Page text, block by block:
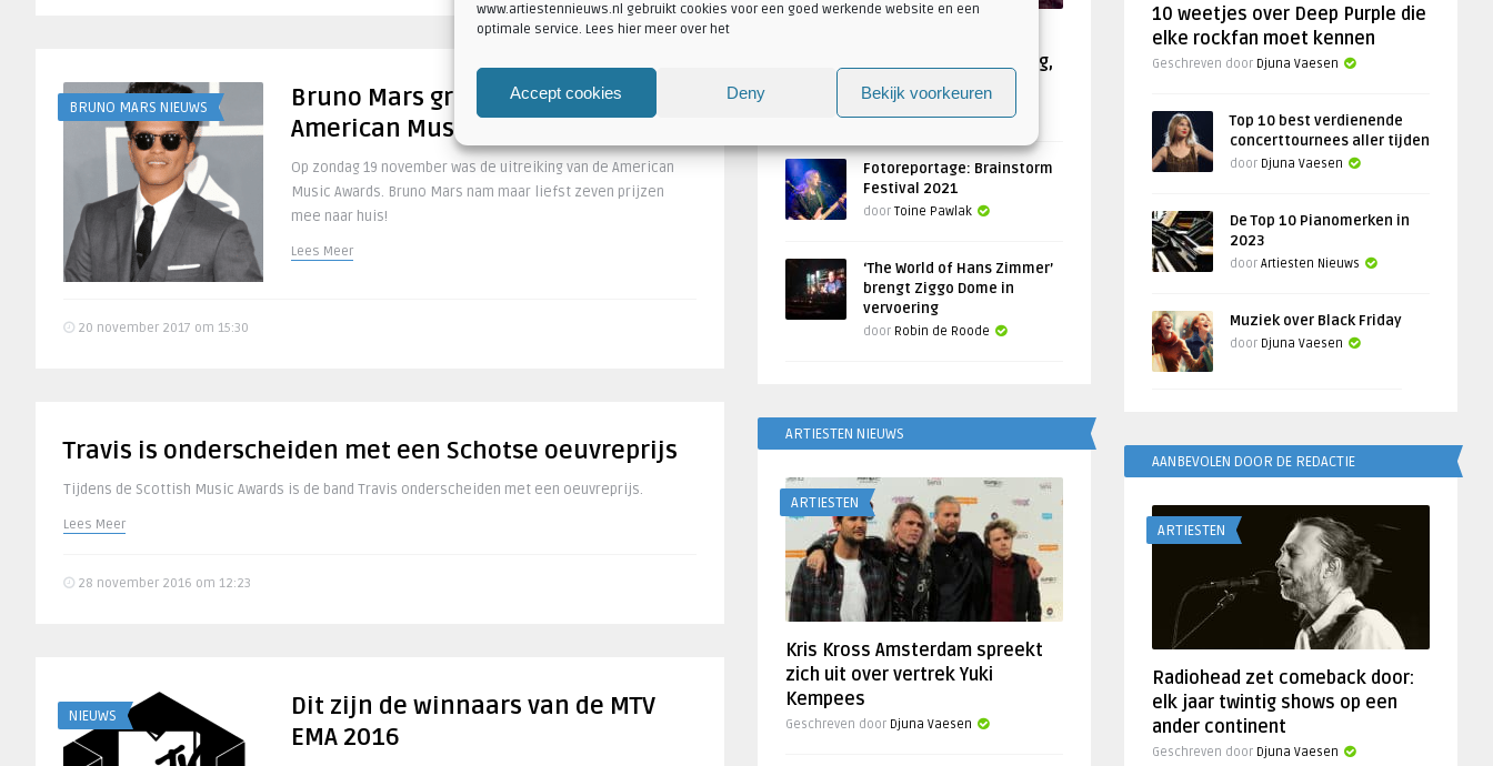
www.artiestennieuws.nl gebruikt cookies voor een goed werkende website en een
optimale service. Lees hier meer over het
Accept cookies Deny Bekijk voorkeuren
BRUNO MARS NIEUWS
Bruno Mars grote winnaar
American Music Awards 2017
Op zondag 19 november was de uitreiking van de American
Music Awards. Bruno Mars nam maar liefst zeven prijzen
mee naar huis!
Lees Meer
20 november 2017 om 15:30
Travis is onderscheiden met een Schotse oeuvreprijs
Tijdens de Scottish Music Awards is de band Travis onderscheiden met een oeuvreprijs.
Lees Meer
28 november 2016 om 12:23
NIEUWS
Dit zijn de winnaars van de MTV
EMA 2016
Atlantis en Xandria in De Helling,
Geschreven door
Fotoreportage: Brainstorm
Festival 2021
door Toine Pawlak
‘The World of Hans Zimmer’
brengt Ziggo Dome in
vervoering
door Robin de Roode
ARTIESTEN NIEUWS
ARTIESTEN
Kris Kross Amsterdam spreekt
zich uit over vertrek Yuki
Kempees
Geschreven door Djuna Vaesen
10 weetjes over Deep Purple die
elke rockfan moet kennen
Geschreven door Djuna Vaesen
Top 10 best verdienende
concerttournees aller tijden
door Djuna Vaesen
De Top 10 Pianomerken in
2023
door Artiesten Nieuws
Muziek over Black Friday
door Djuna Vaesen
AANBEVOLEN DOOR DE REDACTIE
ARTIESTEN
Radiohead zet comeback door:
elk jaar twintig shows op een
ander continent
Geschreven door Djuna Vaesen